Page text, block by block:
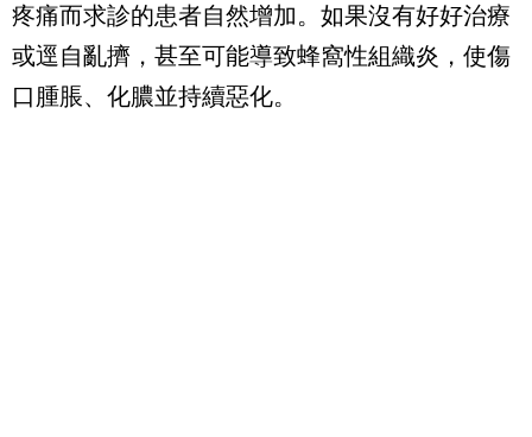
疼痛而求診的患者自然增加。如果沒有好好治療
或逕自亂擠，甚至可能導致蜂窩性組織炎，使傷
口腫脹、化膿並持續惡化。